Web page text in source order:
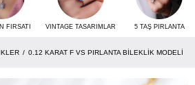
FIRSATI VINTAGE TASARIMLAR 5 TAŞ PIRLANTA
0.12 KARAT F VS PIRLANTA BILEKLIK MODELI